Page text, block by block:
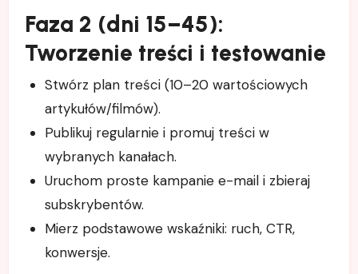
Faza 2 (dni 15–45):
Tworzenie treści i testowanie
Stwórz plan treści (10–20 wartościowych
artykułów/filmów).
Publikuj regularnie i promuj treści w
wybranych kanałach.
Uruchom proste kampanie e-mail i zbieraj
subskrybentów.
Mierz podstawowe wskaźniki: ruch, CTR,
konwersje.